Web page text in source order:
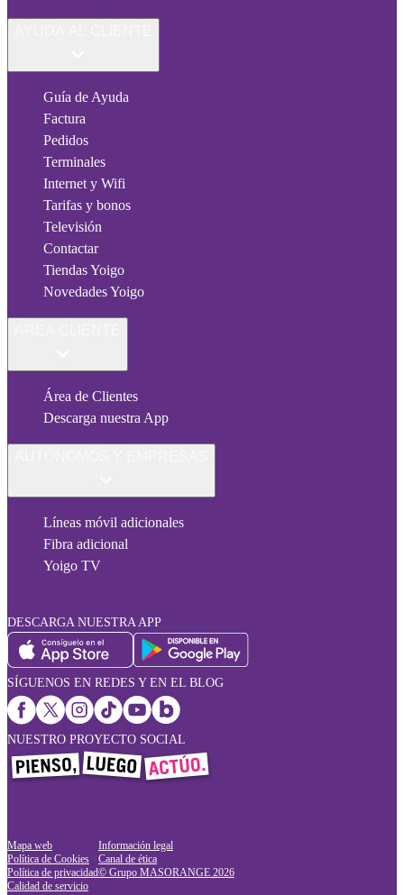
Guía de Ayuda
Factura
Pedidos
Terminales
Internet y Wifi
Tarifas y bonos
Televisión
Contactar
Tiendas Yoigo
Novedades Yoigo
Área de Clientes
Descarga nuestra App
Líneas móvil adicionales
Fibra adicional
Yoigo TV
DESCARGA NUESTRA APP
SÍGUENOS EN REDES Y EN EL BLOG
NUESTRO PROYECTO SOCIAL
Mapa web
Política de Cookies
Política de privacidad
Calidad de servicio
Información legal
Canal de ética
© Grupo MASORANGE 2026